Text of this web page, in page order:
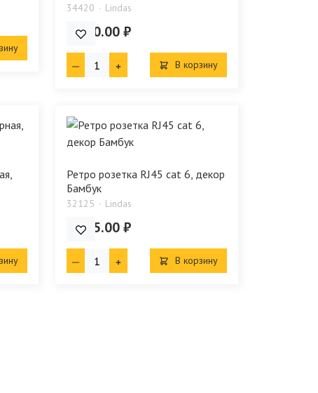
34420 Lindas
1 760.00 ₽
В корзину
Ретро розетка RJ45 cat 6, декор
Бамбук
32125 Lindas
2 775.00 ₽
В корзину